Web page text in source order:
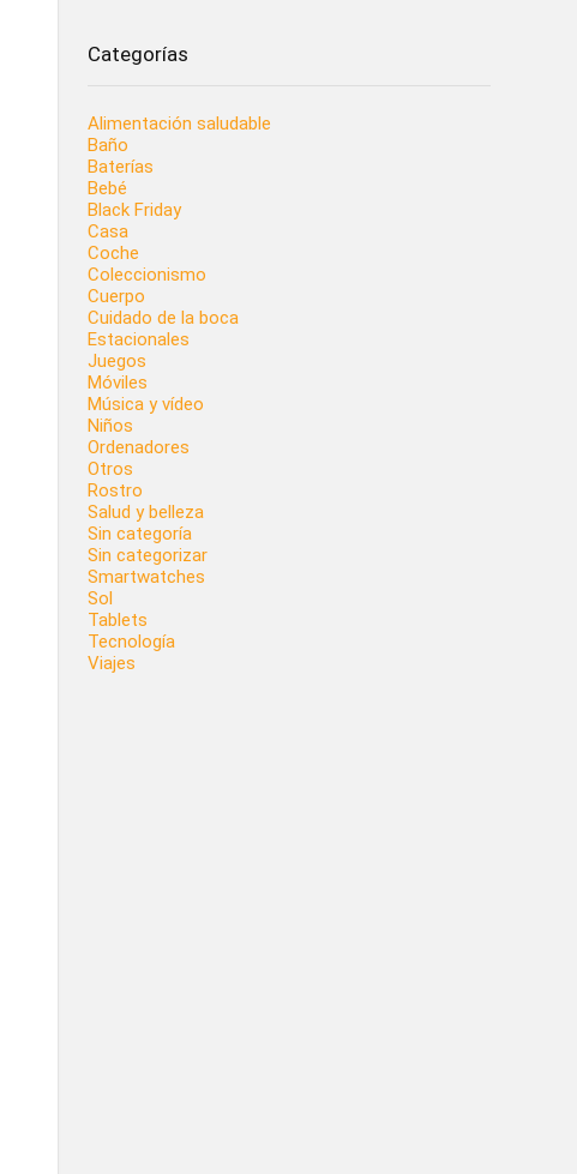
Categorías
Alimentación saludable
Baño
Baterías
Bebé
Black Friday
Casa
Coche
Coleccionismo
Cuerpo
Cuidado de la boca
Estacionales
Juegos
Móviles
Música y vídeo
Niños
Ordenadores
Otros
Rostro
Salud y belleza
Sin categoría
Sin categorizar
Smartwatches
Sol
Tablets
Tecnología
Viajes